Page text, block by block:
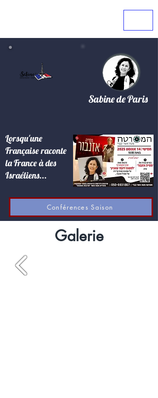
Sabine de Paris
Lorsqu'une
Française raconte
la France à des
Israéliens...
Conférences Saison
Galerie